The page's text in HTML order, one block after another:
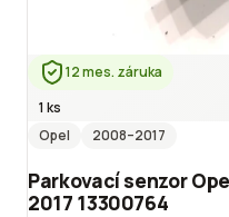
12 mes. záruka
1 ks
Opel
2008–2017
Parkovací senzor
2017 13300764